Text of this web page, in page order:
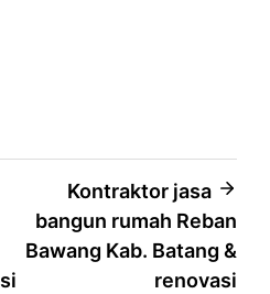
Kontraktor jasa
bangun rumah Reban
Bawang Kab. Batang &
renovasi